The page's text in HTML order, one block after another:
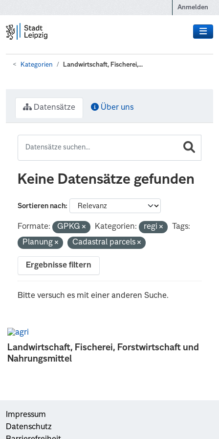
Anmelden
Kategorien Landwirtschaft, Fischerei,...
Landwirtschaft, Fischerei, Forstwirtschaft und
Nahrungsmittel
Datensätze Über uns
Keine Datensätze gefunden
Sortieren nach
Formate: GPKG Kategorien: regi
Tags:
Planung
Cadastral parcels
Ergebnisse filtern
Bitte versuch es mit einer anderen Suche.
Impressum
Datenschutz